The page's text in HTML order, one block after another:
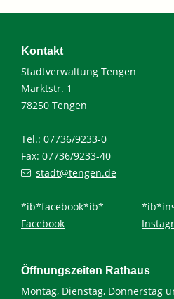
Kontakt
Stadtverwaltung Tengen
Marktstr. 1
78250 Tengen
Tel.: 07736/9233-0
Fax: 07736/9233-40
stadt@tengen.de
*ib*facebook*ib*
Facebook
Öffnungszeiten Rathaus
Montag, Dienstag, Donnerstag